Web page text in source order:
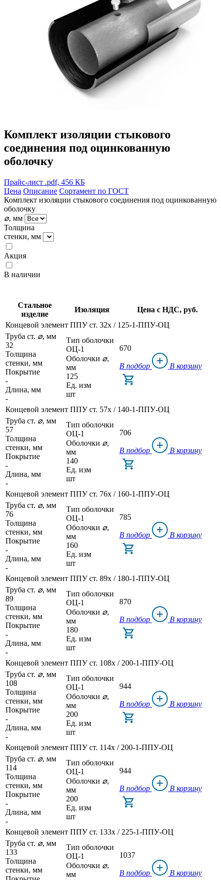
Комплект изоляции стыкового
соединения под оцинкованную
оболочку
Прайс-лист .pdf, 456 КБ
Цена Описание Сортамент по ГОСТ
Комплект изоляции стыкового соединения под оцинкованную
оболочку
⌀, мм
Толщина
стенки, мм
Акция
В наличии
Стальное
изделие
Изоляция
Цена с НДС, руб.
Концевой элемент ППУ ст. 32x / 125-1-ППУ-ОЦ
Труба ст. ⌀, мм
32
Толщина
стенки, мм
Покрытие
-
Длина, мм
-
Тип оболочки
ОЦ-1
Оболочки ⌀,
мм
125
Ед. изм
шт
670
В подбор В корзину
Концевой элемент ППУ ст. 57x / 140-1-ППУ-ОЦ
Труба ст. ⌀, мм
57
Толщина
стенки, мм
Покрытие
-
Длина, мм
-
Тип оболочки
ОЦ-1
Оболочки ⌀,
мм
140
Ед. изм
шт
706
В подбор В корзину
Концевой элемент ППУ ст. 76x / 160-1-ППУ-ОЦ
Труба ст. ⌀, мм
76
Толщина
стенки, мм
Покрытие
-
Длина, мм
-
Тип оболочки
ОЦ-1
Оболочки ⌀,
мм
160
Ед. изм
шт
785
В подбор В корзину
Концевой элемент ППУ ст. 89x / 180-1-ППУ-ОЦ
Труба ст. ⌀, мм
89
Толщина
стенки, мм
Покрытие
-
Длина, мм
-
Тип оболочки
ОЦ-1
Оболочки ⌀,
мм
180
Ед. изм
шт
870
В подбор В корзину
Концевой элемент ППУ ст. 108x / 200-1-ППУ-ОЦ
Труба ст. ⌀, мм
108
Толщина
стенки, мм
Покрытие
-
Длина, мм
-
Тип оболочки
ОЦ-1
Оболочки ⌀,
мм
200
Ед. изм
шт
944
В подбор В корзину
Концевой элемент ППУ ст. 114x / 200-1-ППУ-ОЦ
Труба ст. ⌀, мм
114
Толщина
стенки, мм
Покрытие
-
Длина, мм
-
Тип оболочки
ОЦ-1
Оболочки ⌀,
мм
200
Ед. изм
шт
944
В подбор В корзину
Концевой элемент ППУ ст. 133x / 225-1-ППУ-ОЦ
Труба ст. ⌀, мм
133
Толщина
стенки, мм
Тип оболочки
ОЦ-1
Оболочки ⌀,
мм
1037
В подбор В корзину